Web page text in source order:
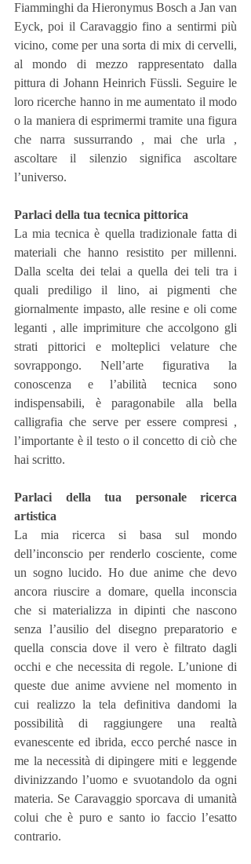
Fiamminghi da Hieronymus Bosch a Jan van
Eyck, poi il Caravaggio fino a sentirmi più
vicino, come per una sorta di mix di cervelli,
al mondo di mezzo rappresentato dalla
pittura di Johann Heinrich Füssli. Seguire le
loro ricerche hanno in me aumentato il modo
o la maniera di esprimermi tramite una figura
che narra sussurrando , mai che urla ,
ascoltare il silenzio significa ascoltare
l’universo.
Parlaci della tua tecnica pittorica
La mia tecnica è quella tradizionale fatta di
materiali che hanno resistito per millenni.
Dalla scelta dei telai a quella dei teli tra i
quali prediligo il lino, ai pigmenti che
giornalmente impasto, alle resine e oli come
leganti , alle imprimiture che accolgono gli
strati pittorici e molteplici velature che
sovrappongo. Nell’arte figurativa la
conoscenza e l’abilità tecnica sono
indispensabili, è paragonabile alla bella
calligrafia che serve per essere compresi ,
l’importante è il testo o il concetto di ciò che
hai scritto.
Parlaci della tua personale ricerca
artistica
La mia ricerca si basa sul mondo
dell’inconscio per renderlo cosciente, come
un sogno lucido. Ho due anime che devo
ancora riuscire a domare, quella inconscia
che si materializza in dipinti che nascono
senza l’ausilio del disegno preparatorio e
quella conscia dove il vero è filtrato dagli
occhi e che necessita di regole. L’unione di
queste due anime avviene nel momento in
cui realizzo la tela definitiva dandomi la
possibilità di raggiungere una realtà
evanescente ed ibrida, ecco perché nasce in
me la necessità di dipingere miti e leggende
divinizzando l’uomo e svuotandolo da ogni
materia. Se Caravaggio sporcava di umanità
colui che è puro e santo io faccio l’esatto
contrario.